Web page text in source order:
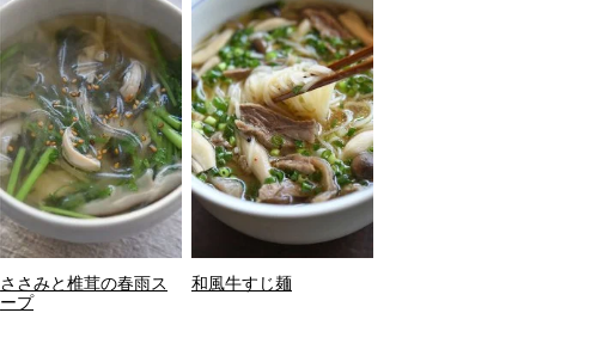
ささみと椎茸の春雨ス
ープ
和風牛すじ麺